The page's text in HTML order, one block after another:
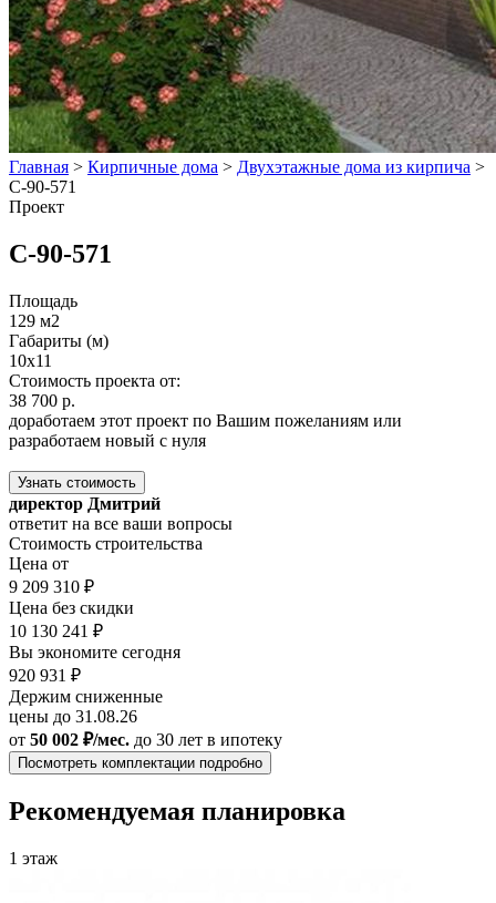
Главная > Кирпичные дома > Двухэтажные дома из кирпича >
С-90-571
Проект
С-90-571
Площадь
129 м2
Габариты (м)
10х11
Стоимость проекта от:
38 700 р.
доработаем этот проект по Вашим пожеланиям или
разработаем новый с нуля
Узнать стоимость
директор Дмитрий
ответит на все ваши вопросы
Стоимость строительства
Цена от
9 209 310 ₽
Цена без скидки
10 130 241 ₽
Вы экономите сегодня
920 931 ₽
Держим сниженные
цены до 31.08.26
от 50 002 ₽/мес. до 30 лет в ипотеку
Посмотреть комплектации подробно
Рекомендуемая планировка
1 этаж